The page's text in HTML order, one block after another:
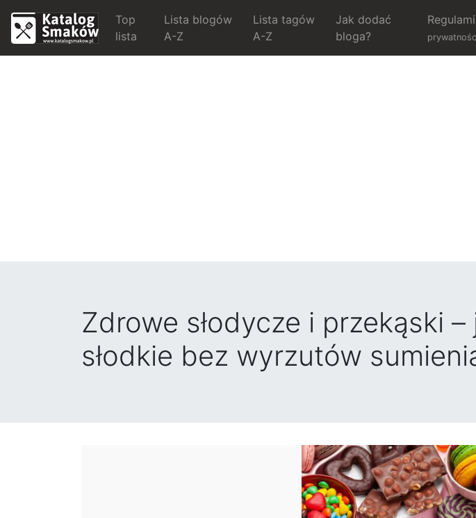
Top
lista
Lista blogów
A-Z
Lista tagów
A-Z
Jak dodać
bloga?
Zdrowe słodycze i przekąski
słodkie bez wyrzutów